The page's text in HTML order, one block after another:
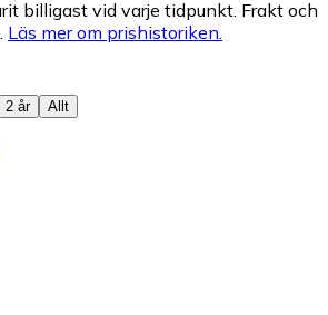
billigast vid varje tidpunkt. Frakt och
Läs mer om prishistoriken.
2 år Allt